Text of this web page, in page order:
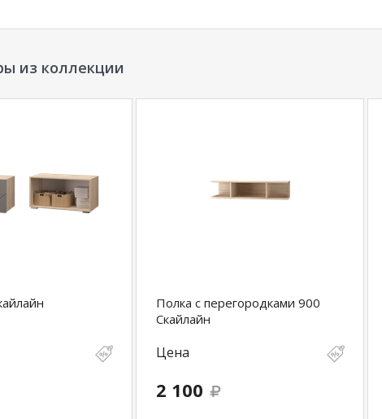
(1200) (мм): ш=1202 в=250 г=216
с перегородками (900) (мм): ш=902 в=200 г=298
с перегородками (1200) (мм): ш=1202 в=200 г=298
информацию о том, как купить
телефону+79292022735
из коллекции
Полка с перегородками 900
Скайлайн
Цена
2 100